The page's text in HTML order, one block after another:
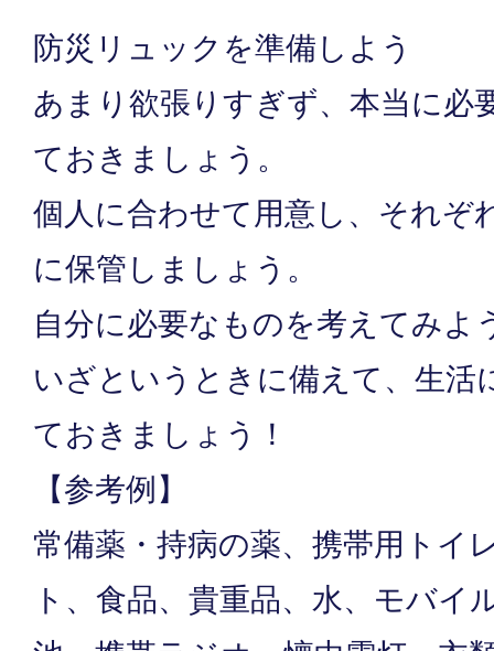
防災リュックを準備しよう
あまり欲張りすぎず、本当に必
ておきましょう。
個人に合わせて用意し、それぞ
に保管しましょう。
自分に必要なものを考えてみよ
いざというときに備えて、生活
ておきましょう！
【参考例】
常備薬・持病の薬、携帯用トイ
ト、食品、貴重品、水、モバイ